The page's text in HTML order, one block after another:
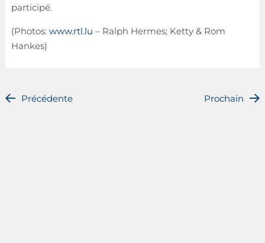
participé.
(Photos: www.rtl.lu – Ralph Hermes; Ketty & Rom
Hankes)
Précédente Prochain